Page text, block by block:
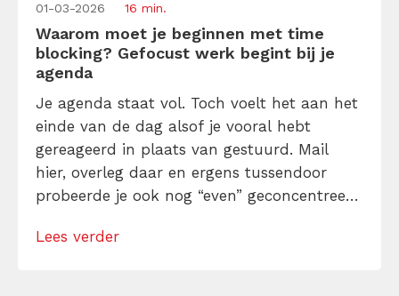
01-03-2026 16 min.
Waarom moet je beginnen met time
blocking? Gefocust werk begint bij je
agenda
Je agenda staat vol. Toch voelt het aan het
einde van de dag alsof je vooral hebt
gereageerd in plaats van gestuurd. Mail
hier, overleg daar en ergens tussendoor
probeerde je ook nog “even” geconcentreerd
antwoord? De time management methode:
Lees verder